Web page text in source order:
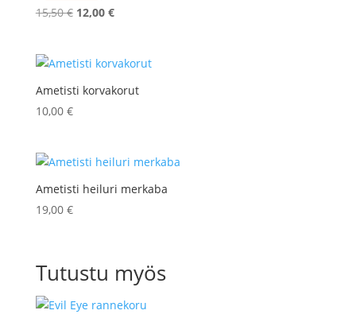
15,50€ Alkuperäinen
15,50 €.
12,00 €Nykyinen
12,00 €.
Ametisti korvakorut
10,00 €
Ametisti heiluri merkaba
19,00 €
Tutustu myös